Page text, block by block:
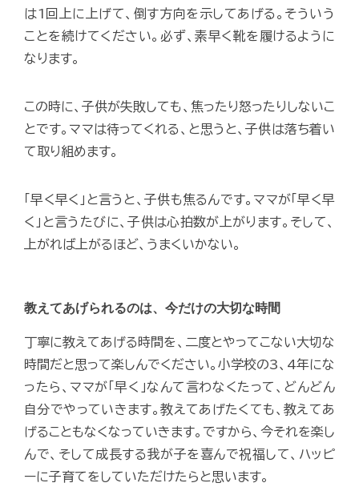
は1回上に上げて、倒す方向を示してあげる。そういう
ことを続けてください。必ず、素早く靴を履けるように
なります。
この時に、子供が失敗しても、焦ったり怒ったりしないこ
とです。ママは待ってくれる、と思うと、子供は落ち着い
て取り組めます。
「早く早く」と言うと、子供も焦るんです。ママが「早く早
く」と言うたびに、子供は心拍数が上がります。そして、
上がれば上がるほど、うまくいかない。
教えてあげられるのは、今だけの大切な時間
丁寧に教えてあげる時間を、二度とやってこない大切な
時間だと思って楽しんでください。小学校の3、4年にな
ったら、ママが「早く」なんて言わなくたって、どんどん
自分でやっていきます。教えてあげたくても、教えてあ
げることもなくなっていきます。ですから、今それを楽し
んで、そして成長する我が子を喜んで祝福して、ハッピ
ーに子育てをしていただけたらと思います。